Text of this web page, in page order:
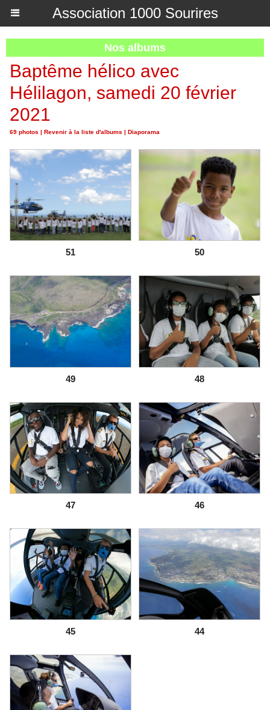
Association 1000 Sourires
Nos albums
Baptême hélico avec
Hélilagon, samedi 20 février
2021
69 photos | Revenir à la liste d'albums | Diaporama
51 50
49 48
47 46
45 44